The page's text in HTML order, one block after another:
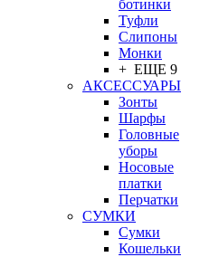
ботинки
Туфли
Слипоны
Монки
+ ЕЩЕ 9
АКСЕССУАРЫ
Зонты
Шарфы
Головные
уборы
Носовые
платки
Перчатки
СУМКИ
Сумки
Кошельки